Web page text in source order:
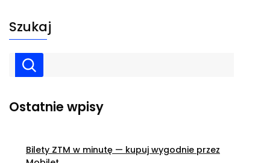
Szukaj
Ostatnie wpisy
Bilety ZTM w minutę — kupuj wygodnie przez